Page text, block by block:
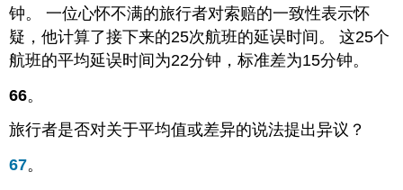
钟。 一位心怀不满的旅行者对索赔的一致性表示怀
疑，他计算了接下来的25次航班的延误时间。 这25个
航班的平均延误时间为22分钟，标准差为15分钟。
66。
旅行者是否对关于平均值或差异的说法提出异议？
67。